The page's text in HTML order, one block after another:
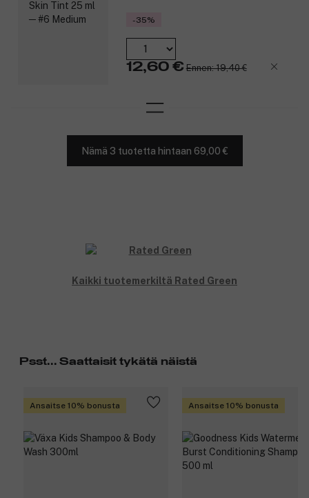
-35%
12,60 € Ennen: 19,40 €
Nämä 3 tuotetta hintaan 69,00 €
Kaikki tuotemerkiltä Rated Green
Psst... Saattaisit tykätä näistä
Ansaitse 10% bonusta Ansaitse 10% bonusta